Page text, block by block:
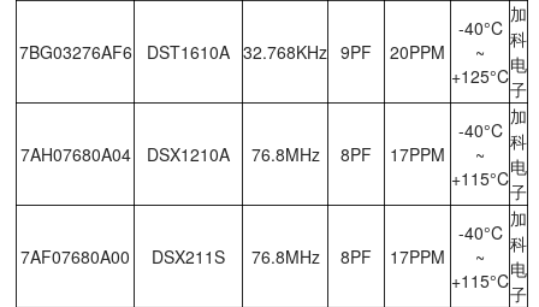
7BG03276AF6 DST1610A 32.768KHz 9PF 20PPM
-40°C
~
+125°C
加
科
电
子
7AH07680A04 DSX1210A 76.8MHz 8PF 17PPM
-40°C
~
+115°C
加
科
电
子
7AF07680A00 DSX211S 76.8MHz 8PF 17PPM
-40°C
~
+115°C
加
科
电
子